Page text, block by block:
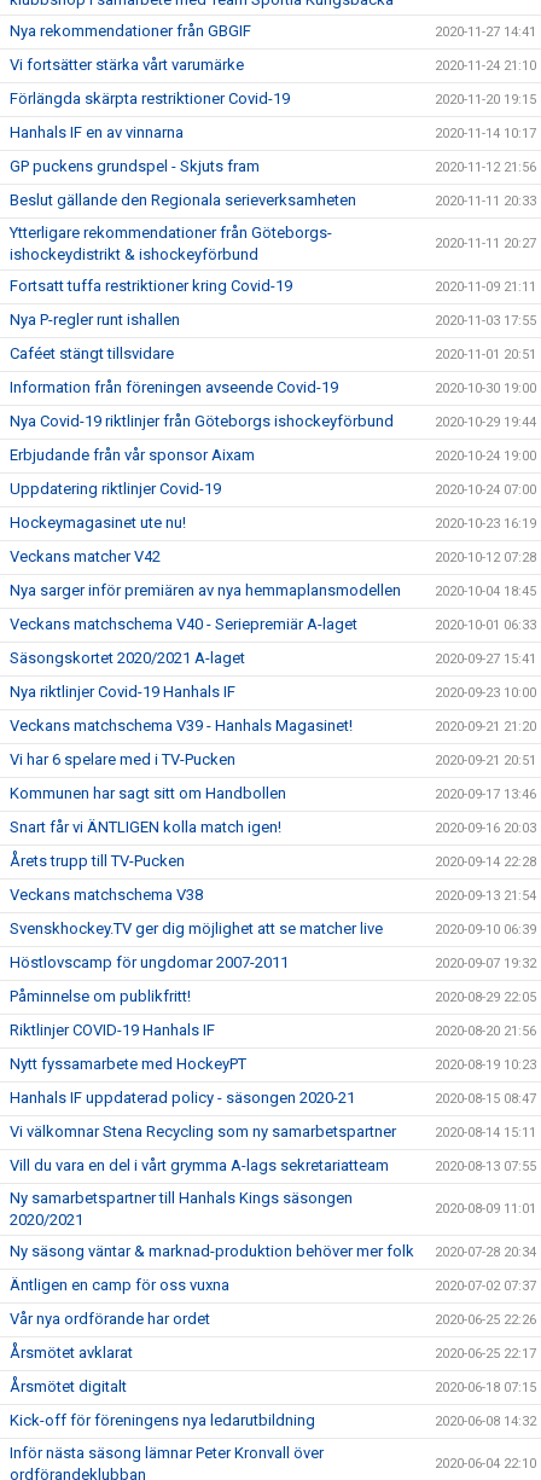
Nya rekommendationer från GBGIF 2020-11-27 14:41
Vi fortsätter stärka vårt varumärke 2020-11-24 21:10
Förlängda skärpta restriktioner Covid-19 2020-11-20 19:15
Hanhals IF en av vinnarna 2020-11-14 10:17
GP puckens grundspel - Skjuts fram 2020-11-12 21:56
Beslut gällande den Regionala serieverksamheten 2020-11-11 20:33
Ytterligare rekommendationer från Göteborgs-
ishockeydistrikt & ishockeyförbund
2020-11-11 20:27
Fortsatt tuffa restriktioner kring Covid-19 2020-11-09 21:11
Nya P-regler runt ishallen 2020-11-03 17:55
Caféet stängt tillsvidare 2020-11-01 20:51
Information från föreningen avseende Covid-19 2020-10-30 19:00
Nya Covid-19 riktlinjer från Göteborgs ishockeyförbund 2020-10-29 19:44
Erbjudande från vår sponsor Aixam 2020-10-24 19:00
Uppdatering riktlinjer Covid-19 2020-10-24 07:00
Hockeymagasinet ute nu! 2020-10-23 16:19
Veckans matcher V42 2020-10-12 07:28
Nya sarger inför premiären av nya hemmaplansmodellen 2020-10-04 18:45
Veckans matchschema V40 - Seriepremiär A-laget 2020-10-01 06:33
Säsongskortet 2020/2021 A-laget 2020-09-27 15:41
Nya riktlinjer Covid-19 Hanhals IF 2020-09-23 10:00
Veckans matchschema V39 - Hanhals Magasinet! 2020-09-21 21:20
Vi har 6 spelare med i TV-Pucken 2020-09-21 20:51
Kommunen har sagt sitt om Handbollen 2020-09-17 13:46
Snart får vi ÄNTLIGEN kolla match igen! 2020-09-16 20:03
Årets trupp till TV-Pucken 2020-09-14 22:28
Veckans matchschema V38 2020-09-13 21:54
Svenskhockey.TV ger dig möjlighet att se matcher live 2020-09-10 06:39
Höstlovscamp för ungdomar 2007-2011 2020-09-07 19:32
Påminnelse om publikfritt! 2020-08-29 22:05
Riktlinjer COVID-19 Hanhals IF 2020-08-20 21:56
Nytt fyssamarbete med HockeyPT 2020-08-19 10:23
Hanhals IF uppdaterad policy - säsongen 2020-21 2020-08-15 08:47
Vi välkomnar Stena Recycling som ny samarbetspartner 2020-08-14 15:11
Vill du vara en del i vårt grymma A-lags sekretariatteam 2020-08-13 07:55
Ny samarbetspartner till Hanhals Kings säsongen
2020/2021
2020-08-09 11:01
Ny säsong väntar & marknad-produktion behöver mer folk 2020-07-28 20:34
Äntligen en camp för oss vuxna 2020-07-02 07:37
Vår nya ordförande har ordet 2020-06-25 22:26
Årsmötet avklarat 2020-06-25 22:17
Årsmötet digitalt 2020-06-18 07:15
Kick-off för föreningens nya ledarutbildning 2020-06-08 14:32
Inför nästa säsong lämnar Peter Kronvall över
ordförandeklubban
2020-06-04 22:10